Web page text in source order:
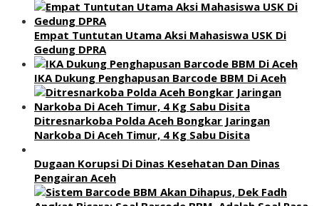
Empat Tuntutan Utama Aksi Mahasiswa USK Di
Gedung DPRA
IKA Dukung Penghapusan Barcode BBM Di Aceh
Ditresnarkoba Polda Aceh Bongkar Jaringan
Narkoba Di Aceh Timur, 4 Kg Sabu Disita
Dugaan Korupsi Di Dinas Kesehatan Dan Dinas
Pengairan Aceh